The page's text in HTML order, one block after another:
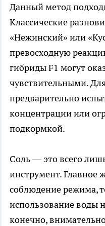
Данный метод
Классические
«Нежинский» или
превосходную
гибриды F1 могут
чувствительными.
предварительно
концентрации или
подкормкой.
Соль — это всего
инструмент. Главное
соблюдение режима,
использование воды
конечно,